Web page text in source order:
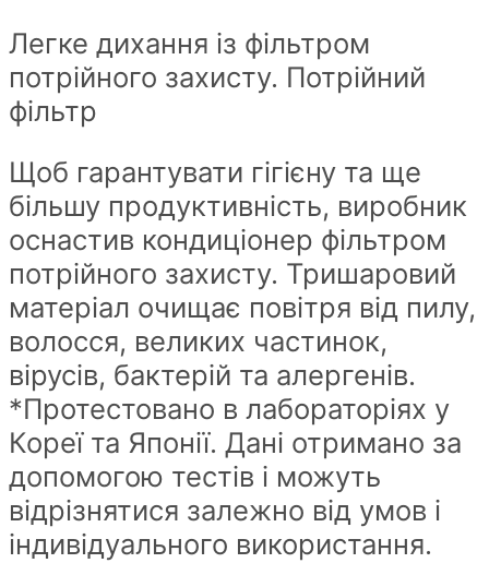
Легке дихання із фільтром
потрійного захисту. Потрійний
фільтр
Щоб гарантувати гігієну та ще
більшу продуктивність, виробник
оснастив кондиціонер фільтром
потрійного захисту. Тришаровий
матеріал очищає повітря від пилу,
волосся, великих частинок,
вірусів, бактерій та алергенів.
*Протестовано в лабораторіях у
Кореї та Японії. Дані отримано за
допомогою тестів і можуть
відрізнятися залежно від умов і
індивідуального використання.